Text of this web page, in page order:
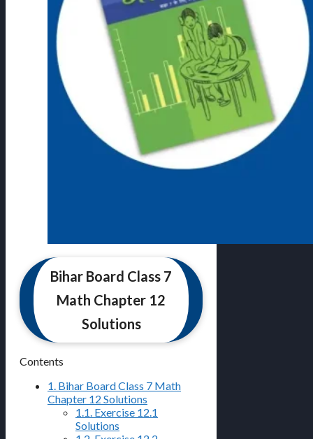
Bihar Board Class 7
Math Chapter 12
Solutions
Contents
1. Bihar Board Class 7 Math
Chapter 12 Solutions
1.1. Exercise 12.1
Solutions